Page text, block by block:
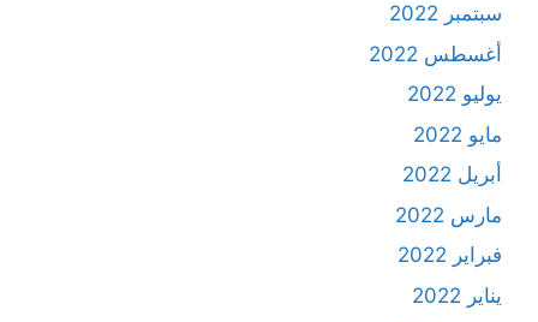
سبتمبر 2022
أغسطس 2022
يوليو 2022
مايو 2022
أبريل 2022
مارس 2022
فبراير 2022
يناير 2022